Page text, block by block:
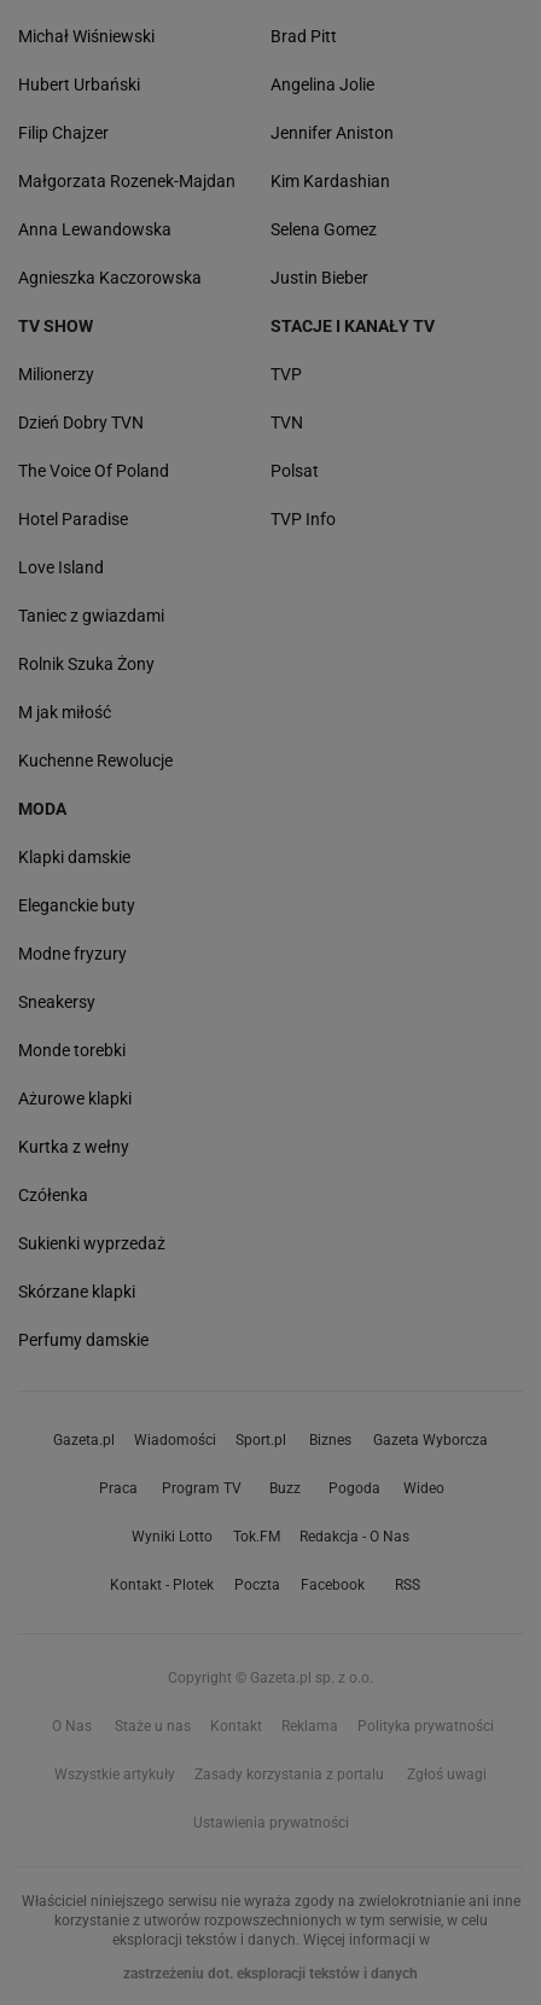
Michał Wiśniewski
Hubert Urbański
Filip Chajzer
Małgorzata Rozenek-Majdan
Anna Lewandowska
Agnieszka Kaczorowska
Brad Pitt
Angelina Jolie
Jennifer Aniston
Kim Kardashian
Selena Gomez
Justin Bieber
TV SHOW
Milionerzy
Dzień Dobry TVN
The Voice Of Poland
Hotel Paradise
Love Island
Taniec z gwiazdami
Rolnik Szuka Żony
M jak miłość
Kuchenne Rewolucje
STACJE I KANAŁY TV
TVP
TVN
Polsat
TVP Info
MODA
Klapki damskie
Eleganckie buty
Modne fryzury
Sneakersy
Monde torebki
Ażurowe klapki
Kurtka z wełny
Czółenka
Sukienki wyprzedaż
Skórzane klapki
Perfumy damskie
Gazeta.pl Wiadomości Sport.pl Biznes Gazeta Wyborcza
Praca Program TV Buzz Pogoda Wideo
Wyniki Lotto Tok.FM Redakcja - O Nas
Kontakt - Plotek Poczta Facebook RSS
Copyright © Gazeta.pl sp. z o.o.
O Nas Staże u nas Kontakt Reklama Polityka prywatności
Wszystkie artykuły Zasady korzystania z portalu Zgłoś uwagi
Ustawienia prywatności
Właściciel niniejszego serwisu nie wyraża zgody na zwielokrotnianie ani inne
korzystanie z utworów rozpowszechnionych w tym serwisie, w celu
eksploracji tekstów i danych. Więcej informacji w
zastrzeżeniu dot. eksploracji tekstów i danych